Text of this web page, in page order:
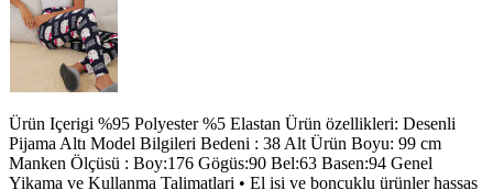
Ürün Içerigi %95 Polyester %5 Elastan Ürün özellikleri: Desenli
Pijama Altı Model Bilgileri Bedeni : 38 Alt Ürün Boyu: 99 cm
Manken Ölçüsü : Boy:176 Gögüs:90 Bel:63 Basen:94 Genel
Yikama ve Kullanma Talimatlari • El isi ve boncuklu ürünler hassas